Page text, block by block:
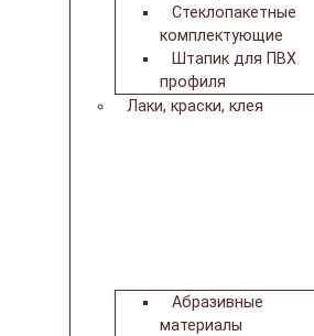
Стеклопакетные
комплектующие
Штапик для ПВХ
профиля
Лаки, краски, клея
Абразивные
материалы